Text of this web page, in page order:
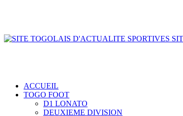
ACCUEIL
TOGO FOOT
D1 LONATO
DEUXIEME DIVISION